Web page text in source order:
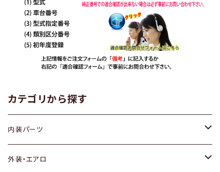
カテゴリから探す
内装パーツ
トヨタ
外装・エアロ